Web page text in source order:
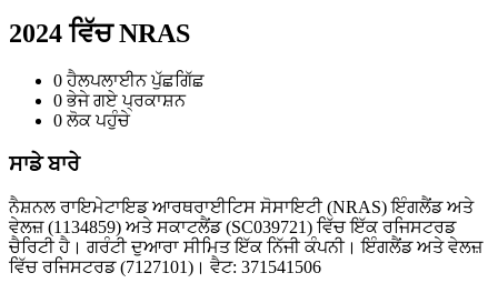
2024 ਵਿੱਚ NRAS
0 ਹੈਲਪਲਾਈਨ ਪੁੱਛਗਿੱਛ
0 ਭੇਜੇ ਗਏ ਪ੍ਰਕਾਸ਼ਨ
0 ਲੋਕ ਪਹੁੰਚੇ
ਸਾਡੇ ਬਾਰੇ
ਨੈਸ਼ਨਲ ਰਾਇਮੇਟਾਇਡ ਆਰਥਰਾਈਟਿਸ ਸੋਸਾਇਟੀ (NRAS) ਇੰਗਲੈਂਡ ਅਤੇ
ਵੇਲਜ਼ (1134859) ਅਤੇ ਸਕਾਟਲੈਂਡ (SC039721) ਵਿੱਚ ਇੱਕ ਰਜਿਸਟਰਡ
ਚੈਰਿਟੀ ਹੈ। ਗਰੰਟੀ ਦੁਆਰਾ ਸੀਮਿਤ ਇੱਕ ਨਿੱਜੀ ਕੰਪਨੀ। ਇੰਗਲੈਂਡ ਅਤੇ ਵੇਲਜ਼
ਵਿੱਚ ਰਜਿਸਟਰਡ (7127101)। ਵੈਟ: 371541506